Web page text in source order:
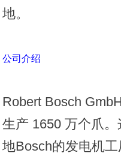
地。
公司介绍
Robert Bosch
生产 1650 万个爪
地Bosch的发电机